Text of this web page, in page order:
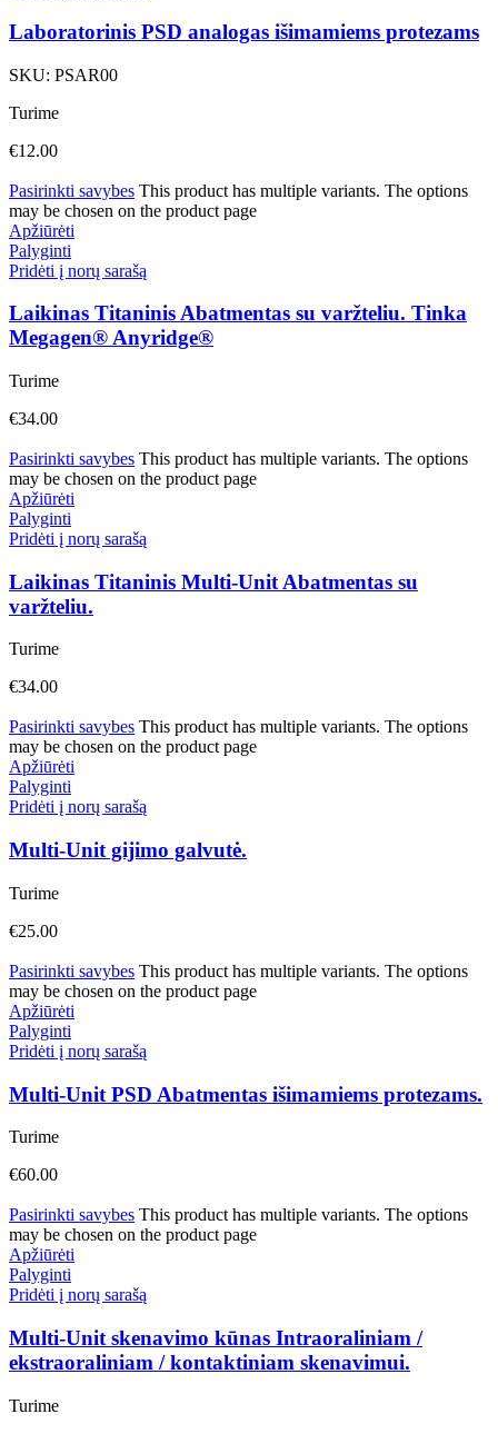
Laboratorinis PSD analogas išimamiems protezams
SKU: PSAR00
Turime
€12.00
Pasirinkti savybes This product has multiple variants. The options
may be chosen on the product page
Apžiūrėti
Palyginti
Pridėti į norų sarašą
Laikinas Titaninis Abatmentas su varžteliu. Tinka
Megagen® Anyridge®
Turime
€34.00
Pasirinkti savybes This product has multiple variants. The options
may be chosen on the product page
Apžiūrėti
Palyginti
Pridėti į norų sarašą
Laikinas Titaninis Multi-Unit Abatmentas su
varžteliu.
Turime
€34.00
Pasirinkti savybes This product has multiple variants. The options
may be chosen on the product page
Apžiūrėti
Palyginti
Pridėti į norų sarašą
Multi-Unit gijimo galvutė.
Turime
€25.00
Pasirinkti savybes This product has multiple variants. The options
may be chosen on the product page
Apžiūrėti
Palyginti
Pridėti į norų sarašą
Multi-Unit PSD Abatmentas išimamiems protezams.
Turime
€60.00
Pasirinkti savybes This product has multiple variants. The options
may be chosen on the product page
Apžiūrėti
Palyginti
Pridėti į norų sarašą
Multi-Unit skenavimo kūnas Intraoraliniam /
ekstraoraliniam / kontaktiniam skenavimui.
Turime